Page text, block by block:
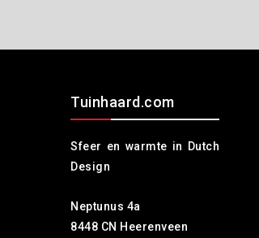
Tuinhaard.com
Sfeer en warmte in Dutch
Design
Neptunus 4a
8448 CN Heerenveen